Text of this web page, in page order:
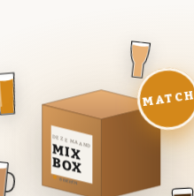
DEZE MAAND
MIX
BOX
8 BIEREN
MATCH